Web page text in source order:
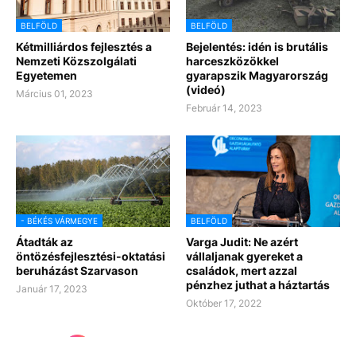
BELFÖLD
Kétmilliárdos fejlesztés a
Nemzeti Közszolgálati
Egyetemen
Március 01, 2023
BELFÖLD
Bejelentés: idén is brutális
harceszközökkel
gyarapszik Magyarország
(videó)
Február 14, 2023
- BÉKÉS VÁRMEGYE
Átadták az
öntözésfejlesztési-oktatási
beruházást Szarvason
Január 17, 2023
BELFÖLD
Varga Judit: Ne azért
vállaljanak gyereket a
családok, mert azzal
pénzhez juthat a háztartás
Október 17, 2022